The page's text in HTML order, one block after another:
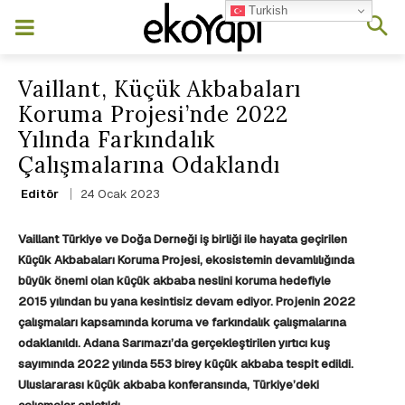
Vaillant, Küçük Akbabaları
Koruma Projesi’nde 2022
Yılında Farkındalık
Çalışmalarına Odaklandı
Editör 24 Ocak 2023
Vaillant Türkiye ve Doğa Derneği iş birliği ile hayata geçirilen
Küçük Akbabaları Koruma Projesi, ekosistemin devamlılığında
büyük önemi olan küçük akbaba neslini koruma hedefiyle
2015 yılından bu yana kesintisiz devam ediyor. Projenin 2022
çalışmaları kapsamında koruma ve farkındalık çalışmalarına
odaklanıldı.Adana Sarımazı’dagerçekleştirilen yırtıcı kuş
sayımında 2022 yılında553 birey küçük akbaba tespit edildi.
Uluslararası küçük akbaba konferansında, Türkiye’deki
Turkish